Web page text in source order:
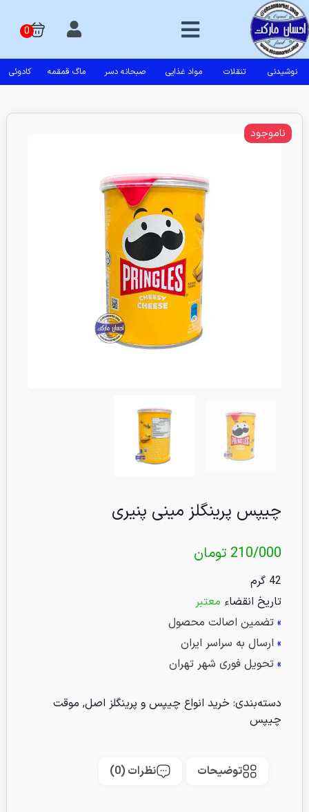
نوشیدنی تنقلات مواد غذایی صبحانه دسر ماگ قمقمه کادوئی
چیپس پرینگلز مینی پنیری
210/000 تومان
42 گرم
تاریخ انقضاء معتبر
» تضمین اصالت محصول
» ارسال به سراسر ایران
» تحویل فوری شهر تهران
ناموجود
دسته‌بندی: خرید انواع چیپس و پرینگلز اصل, موقت
چیپس
توضیحات نظرات (0)